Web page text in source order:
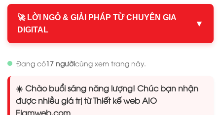
🚀 LỜI NGỎ & GIẢI PHÁP TỪ CHUYÊN GIA
DIGITAL
▼
Đang có17 ngườicùng xem trang này.
☀️ Chào buổi sáng năng lượng! Chúc bạn nhận
được nhiều giá trị từ Thiết kế web AIO
Elamweb.com